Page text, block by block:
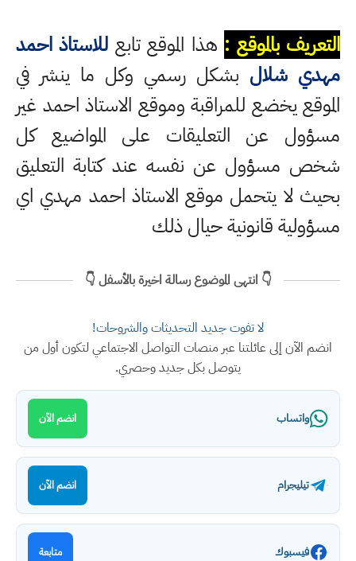
التعريف بالموقع : هذا الموقع تابع للاستاذ احمد
مهدي شلال بشكل رسمي وكل ما ينشر في
الموقع يخضع للمراقبة وموقع الاستاذ احمد غير
مسؤول عن التعليقات على المواضيع كل
شخص مسؤول عن نفسه عند كتابة التعليق
بحيث لا يتحمل موقع الاستاذ احمد مهدي اي
مسؤولية قانونية حيال ذلك
👇 انتهى الموضوع رسالة اخيرة بالأسفل 👇
لا تفوت جديد التحديثات والشروحات!
انضم الآن إلى عائلتنا عبر منصات التواصل الاجتماعي لتكون أول من
يتوصل بكل جديد وحصري.
واتساب انضم الآن
تيليجرام انضم الآن
فيسبوك متابعة